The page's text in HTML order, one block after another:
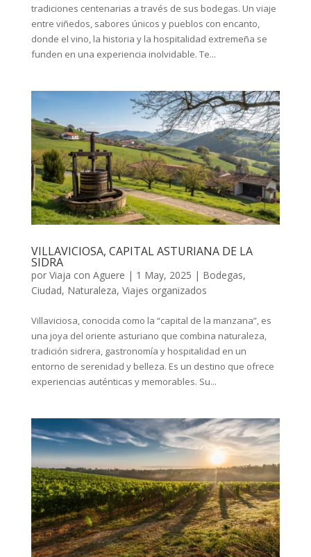
tradiciones centenarias a través de sus bodegas. Un viaje
entre viñedos, sabores únicos y pueblos con encanto,
donde el vino, la historia y la hospitalidad extremeña se
funden en una experiencia inolvidable. Te...
VILLAVICIOSA, CAPITAL ASTURIANA DE LA
SIDRA
por Viaja con Aguere | 1 May, 2025 | Bodegas,
Ciudad, Naturaleza, Viajes organizados
Villaviciosa, conocida como la “capital de la manzana”, es
una joya del oriente asturiano que combina naturaleza,
tradición sidrera, gastronomía y hospitalidad en un
entorno de serenidad y belleza. Es un destino que ofrece
experiencias auténticas y memorables. Su...